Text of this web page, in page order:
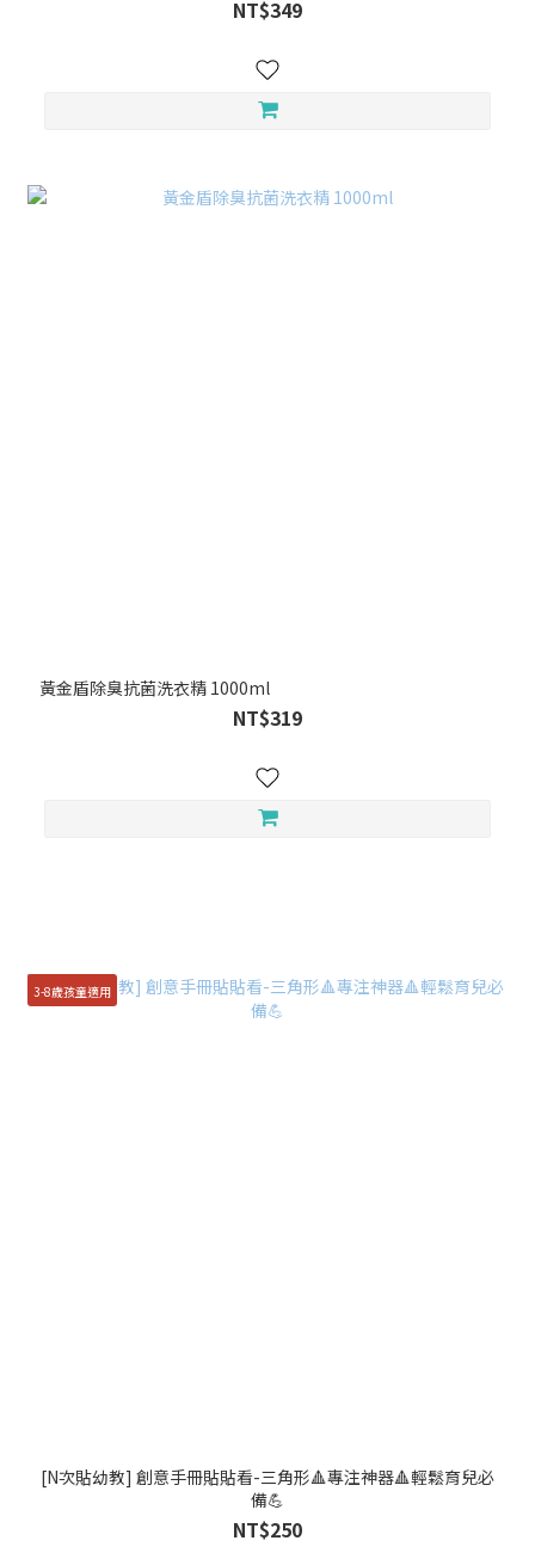
NT$349
黃金盾除臭抗菌洗衣精 1000ml
NT$319
3-8歲孩童適用
[N次貼幼教] 創意手冊貼貼看-三角形🔺專注神器🔺輕鬆育兒必
備💪
NT$250